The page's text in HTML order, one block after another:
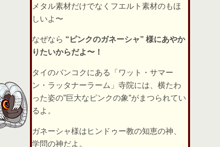
メタル素材だけでなくフエルト素材のもほ
しいよ〜
なぜなら “ピンクのガネーシャ” 様にあやか
りたいからだよ〜！
タイのバンコクにある「ワット・サマー
ン・ラッタナーラーム」寺院には、横たわ
った姿の”巨大なピンクの象”がまつられてい
るよ。
ガネーシャ様はヒンドゥー教の知恵の神、
学問の神だよ。